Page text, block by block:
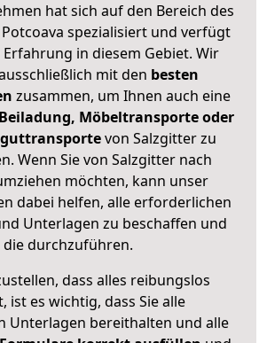
hat sich auf den Bereich des
spezialisiert und verfügt
Erfahrung in diesem Gebiet. Wir
mit den besten
zusammen, um Ihnen auch eine
Möbeltransporte oder
von Salzgitter zu
Wenn Sie von Salzgitter nach
möchten, kann unser
dabei helfen, alle erforderlichen
Unterlagen zu beschaffen und
die durchzuführen.
dass alles reibungslos
ist es wichtig, dass Sie alle
Unterlagen bereithalten und alle